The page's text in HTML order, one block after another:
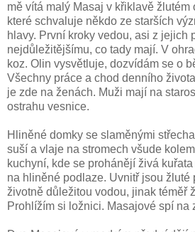
mě vítá malý Masaj v křiklavě žlutém
které schvaluje někdo ze starších
hlavy. První kroky vedou, asi z jejich
nejdůležitějšímu, co tady mají. V
koz. Olin vysvětluje, dozvídám se o
Všechny práce a chod denního
je zde na ženách. Muži mají na
ostrahu vesnice.
Hliněné domky se slaměnými
suší a vlaje na stromech všude
kuchyní, kde se prohánějí živá
na hliněné podlaze. Uvnitř jsou žluté
životně důležitou vodou, jinak téměř
Prohlížím si ložnici. Masajové spí na